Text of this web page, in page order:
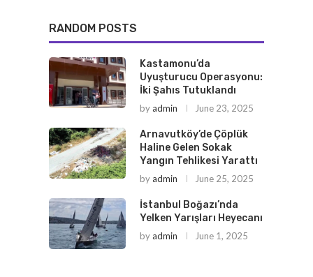
RANDOM POSTS
Kastamonu’da
Uyuşturucu Operasyonu:
İki Şahıs Tutuklandı
byadmin June 23, 2025
Arnavutköy’de Çöplük
Haline Gelen Sokak
Yangın Tehlikesi Yarattı
byadmin June 25, 2025
İstanbul Boğazı’nda
Yelken Yarışları Heyecanı
byadmin June 1, 2025